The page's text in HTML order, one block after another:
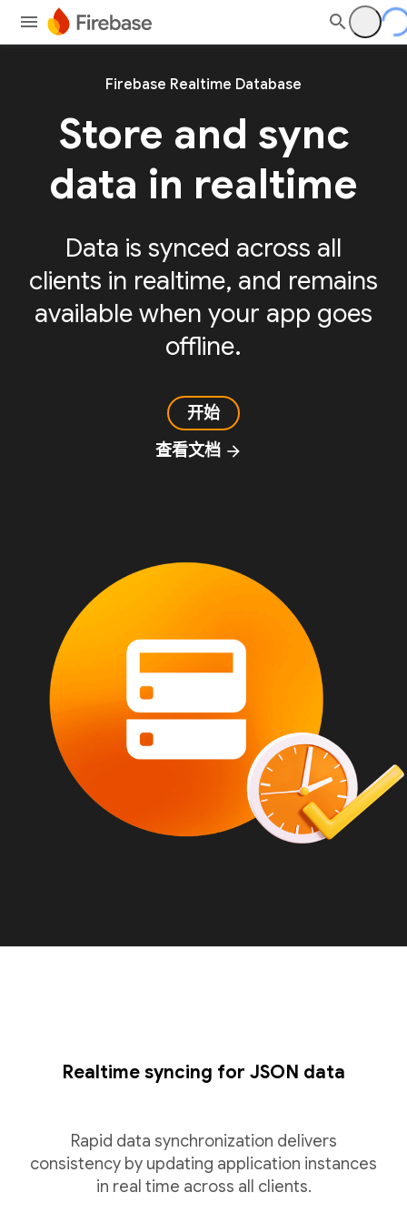
Firebase Realtime Database
Store and sync
data in realtime
Data is synced across all
clients in realtime, and remains
available when your app goes
offline.
开始
查看文档 arrow_forward
Realtime syncing for JSON data
Rapid data synchronization delivers
consistency by updating application instances
in real time across all clients.